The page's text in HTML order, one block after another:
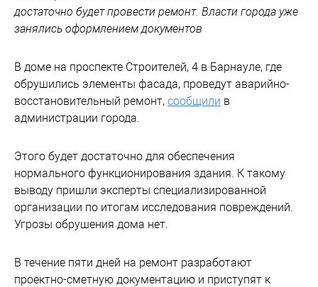
достаточно будет провести ремонт. Власти города уже
занялись оформлением документов
В доме на проспекте Строителей, 4 в Барнауле, где
обрушились элементы фасада, проведут аварийно-
восстановительный ремонт, сообщили в
администрации города.
Этого будет достаточно для обеспечения
нормального функционирования здания. К такому
выводу пришли эксперты специализированной
организации по итогам исследования повреждений.
Угрозы обрушения дома нет.
В течение пяти дней на ремонт разработают
проектно-сметную документацию и приступят к